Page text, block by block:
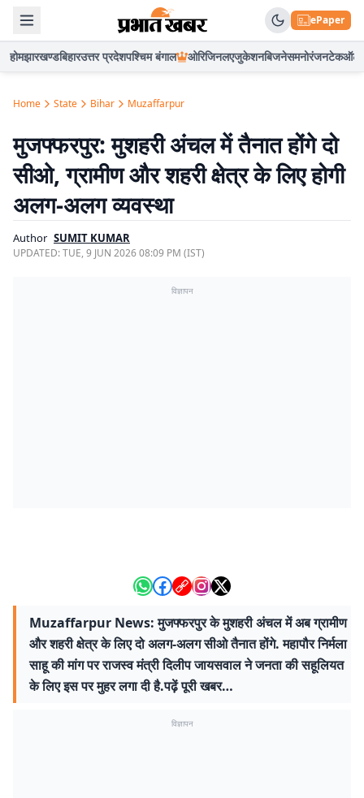
ePaper
होमझारखण्डबिहारउत्तर प्रदेशपश्चिम बंगाल ओरिजिनलएजुकेशनबिजनेसमनोरंजनटेकऑटो
Home State Bihar Muzaffarpur
मुजफ्फरपुर: मुशहरी अंचल में तैनात होंगे दो
सीओ, ग्रामीण और शहरी क्षेत्र के लिए होगी
अलग-अलग व्यवस्था
Author SUMIT KUMAR
UPDATED:TUE, 9 JUN 2026 08:09 PM (IST)
विज्ञापन
Muzaffarpur News: मुजफ्फरपुर के मुशहरी अंचल में अब ग्रामीण
और शहरी क्षेत्र के लिए दो अलग-अलग सीओ तैनात होंगे. महापौर निर्मला
साहू की मांग पर राजस्व मंत्री दिलीप जायसवाल ने जनता की सहूलियत
के लिए इस पर मुहर लगा दी है.पढ़ें पूरी खबर…
विज्ञापन